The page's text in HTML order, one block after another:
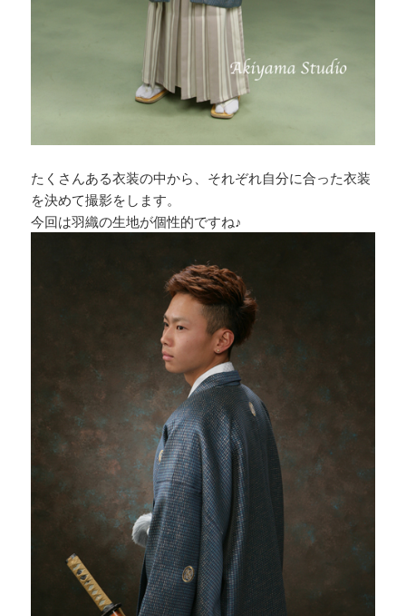
たくさんある衣装の中から、それぞれ自分に合った衣装
を決めて撮影をします。
今回は羽織の生地が個性的ですね♪